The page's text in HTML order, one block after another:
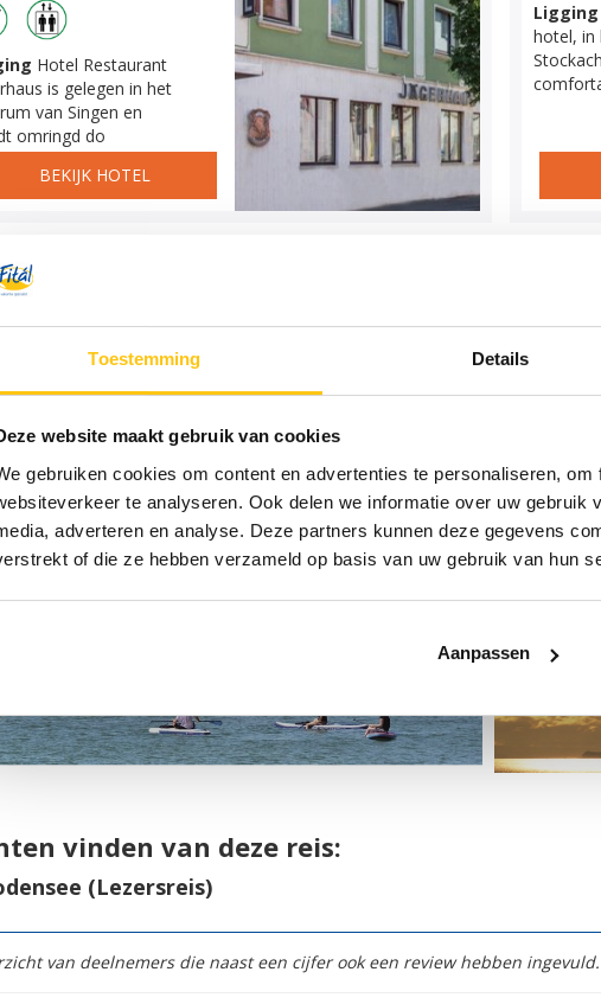
Toestemming Details
website maakt gebruik van cookies
gebruiken cookies om content en advertenties te personaliseren,
te analyseren. Ook delen we informatie over uw gebruik
adverteren en analyse. Deze partners kunnen deze gegevens
of die ze hebben verzameld op basis van uw gebruik van hun
Aanpassen
Hotel Restaurant
is gelegen in het
van Singen en
omringd do
BEKIJK HOTEL
Ligging
hotel, in
vinden van deze reis:
(Lezersreis)
van deelnemers die naast een cijfer ook een review hebben ingevuld.